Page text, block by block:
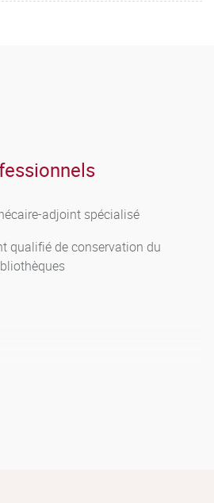
adjoint spécialisé
qualifié de conservation du